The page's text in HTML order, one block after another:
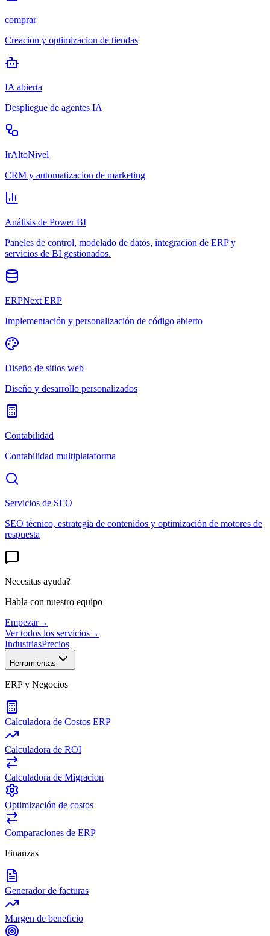
comprar
Creacion y optimizacion de tiendas
IA abierta
Despliegue de agentes IA
IrAltoNivel
CRM y automatizacion de marketing
Análisis de Power BI
Paneles de control, modelado de datos, integración de ERP y
servicios de BI gestionados.
ERPNext ERP
Implementación y personalización de código abierto
Diseño de sitios web
Diseño y desarrollo personalizados
Contabilidad
Contabilidad multiplataforma
Servicios de SEO
SEO técnico, estrategia de contenidos y optimización de motores de
respuesta
Necesitas ayuda?
Habla con nuestro equipo
Empezar→
Ver todos los servicios→
IndustriasPrecios
Herramientas
ERP y Negocios
Calculadora de Costos ERP
Calculadora de ROI
Calculadora de Migracion
Optimización de costos
Comparaciones de ERP
Finanzas
Generador de facturas
Margen de beneficio